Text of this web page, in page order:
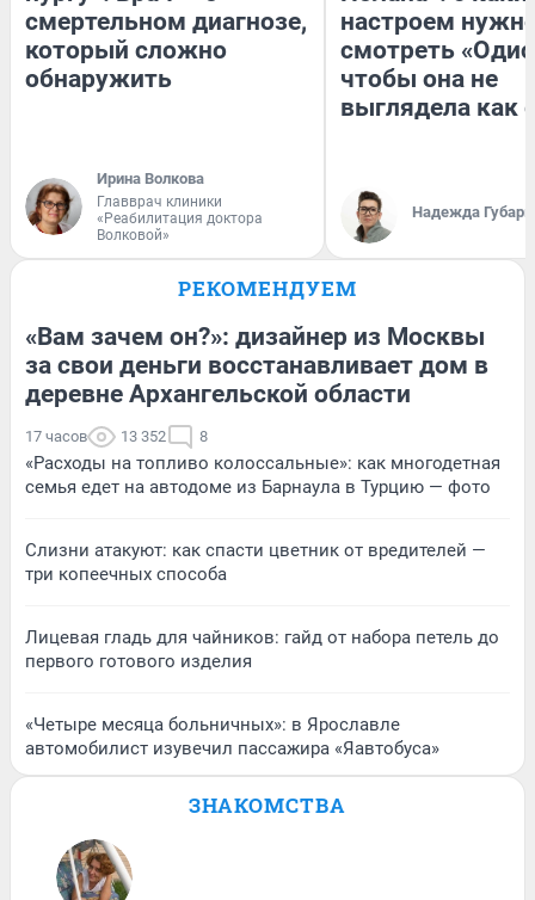
смертельном диагнозе,
который сложно
обнаружить
Ирина Волкова
Главврач клиники
«Реабилитация доктора
Волковой»
настроем
смотреть
чтобы она не
выглядела как
Надежда Губарь
РЕКОМЕНДУЕМ
«Вам зачем он?»: дизайнер из Москвы
за свои деньги восстанавливает дом в
деревне Архангельской области
17 часов 13 352 8
«Расходы на топливо колоссальные»: как многодетная
семья едет на автодоме из Барнаула в Турцию — фото
Слизни атакуют: как спасти цветник от вредителей —
три копеечных способа
Лицевая гладь для чайников: гайд от набора петель до
первого готового изделия
«Четыре месяца больничных»: в Ярославле
автомобилист изувечил пассажира «Яавтобуса»
ЗНАКОМСТВА